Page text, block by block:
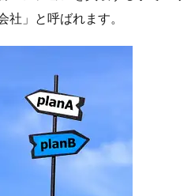
社」と呼ばれます。